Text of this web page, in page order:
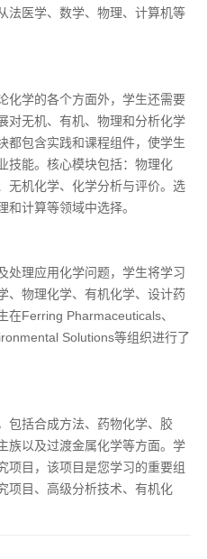
法医学、数学、物理、计算机等
化学的各个方面外，学生还需要
对无机、有机、物理和分析化学
都包含实践和课程组件，使学生
技能。核心模块包括：物理化
无机化学、化学分析与评价。选
计算等领域中选择。
处理应用化学问题，学生将学习
、物理化学、有机化学、设计药
在Ferring Pharmaceuticals、
Solutions等组织进行了
包括合成方法、药物化学、胶
族以及过渡金属化学等方面。学
项目，该项目是您学习的重要组
项目、高级分析技术、有机化